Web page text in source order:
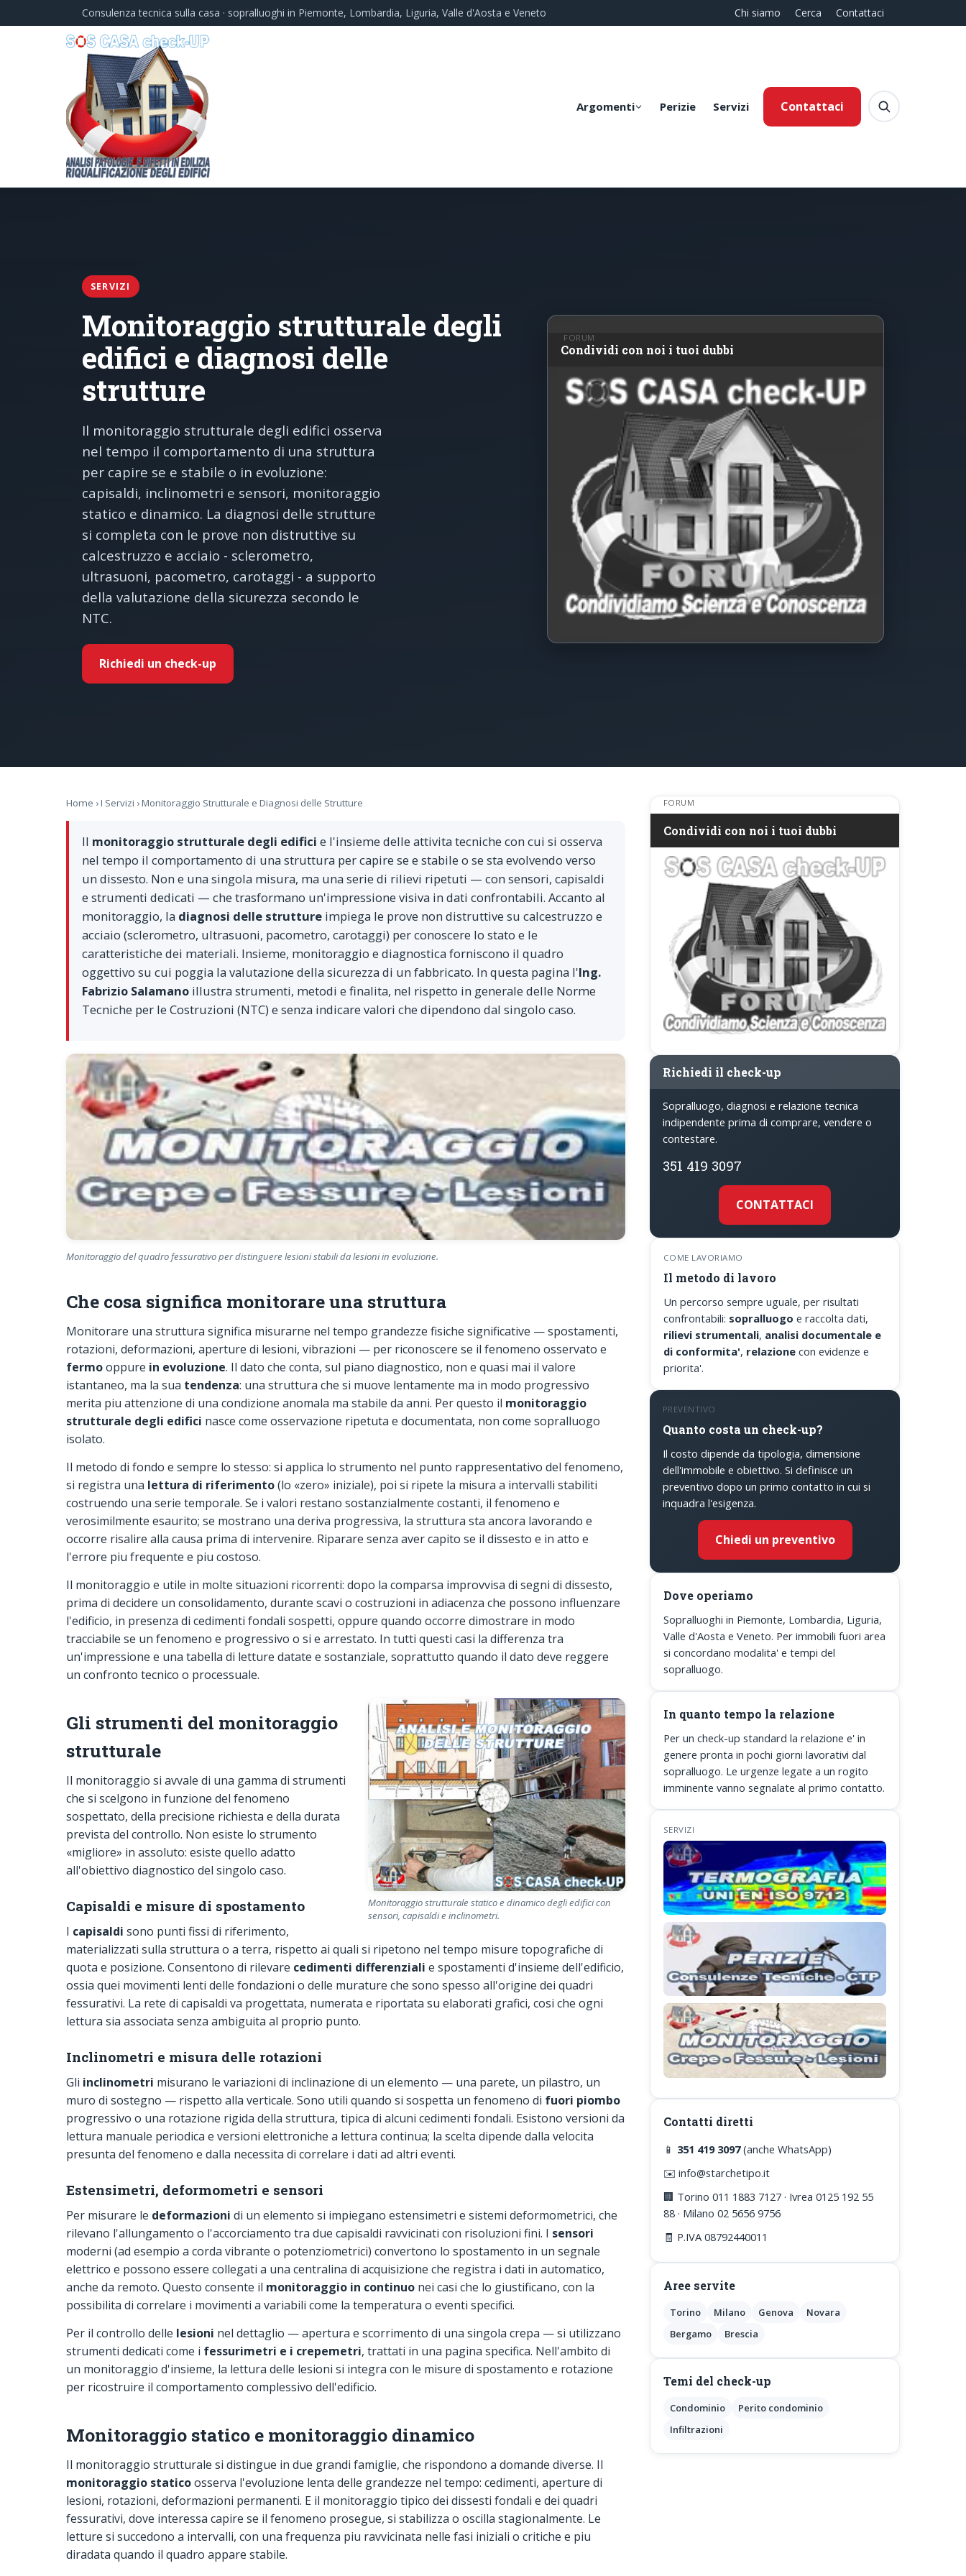
Consulenza tecnica sulla casa · sopralluoghi in Piemonte, Lombardia, Liguria, Valle d'Aosta e Veneto Chi siamo Cerca Contattaci
Argomenti Perizie Servizi Contattaci
SERVIZI
Monitoraggio strutturale degli
edifici e diagnosi delle
strutture
Il monitoraggio strutturale degli edifici osserva
nel tempo il comportamento di una struttura
per capire se e stabile o in evoluzione:
capisaldi, inclinometri e sensori, monitoraggio
statico e dinamico. La diagnosi delle strutture
si completa con le prove non distruttive su
calcestruzzo e acciaio - sclerometro,
ultrasuoni, pacometro, carotaggi - a supporto
della valutazione della sicurezza secondo le
NTC.
Richiedi un check-up
FORUM
Condividi con noi i tuoi dubbi
Home ›I Servizi › Monitoraggio Strutturale e Diagnosi delle Strutture
Il monitoraggio strutturale degli edifici e l'insieme delle attivita tecniche con cui si osserva
nel tempo il comportamento di una struttura per capire se e stabile o se sta evolvendo verso
un dissesto. Non e una singola misura, ma una serie di rilievi ripetuti — con sensori, capisaldi
e strumenti dedicati — che trasformano un'impressione visiva in dati confrontabili. Accanto al
monitoraggio, la diagnosi delle strutture impiega le prove non distruttive su calcestruzzo e
acciaio (sclerometro, ultrasuoni, pacometro, carotaggi) per conoscere lo stato e le
caratteristiche dei materiali. Insieme, monitoraggio e diagnostica forniscono il quadro
oggettivo su cui poggia la valutazione della sicurezza di un fabbricato. In questa pagina l'Ing.
Fabrizio Salamano illustra strumenti, metodi e finalita, nel rispetto in generale delle Norme
Tecniche per le Costruzioni (NTC) e senza indicare valori che dipendono dal singolo caso.
Monitoraggio del quadro fessurativo per distinguere lesioni stabili da lesioni in evoluzione.
Che cosa significa monitorare una struttura
Monitorare una struttura significa misurarne nel tempo grandezze fisiche significative — spostamenti,
rotazioni, deformazioni, aperture di lesioni, vibrazioni — per riconoscere se il fenomeno osservato e
fermooppure in evoluzione. Il dato che conta, sul piano diagnostico, non e quasi mai il valore
istantaneo, ma la sua tendenza: una struttura che si muove lentamente ma in modo progressivo
merita piu attenzione di una condizione anomala ma stabile da anni. Per questo il monitoraggio
strutturale degli edifici nasce come osservazione ripetuta e documentata, non come sopralluogo
isolato.
Il metodo di fondo e sempre lo stesso: si applica lo strumento nel punto rappresentativo del fenomeno,
si registra una lettura di riferimento(lo «zero» iniziale), poi si ripete la misura a intervalli stabiliti
costruendo una serie temporale. Se i valori restano sostanzialmente costanti, il fenomeno e
verosimilmente esaurito; se mostrano una deriva progressiva, la struttura sta ancora lavorando e
occorre risalire alla causa prima di intervenire. Riparare senza aver capito se il dissesto e in atto e
l'errore piu frequente e piu costoso.
Il monitoraggio e utile in molte situazioni ricorrenti: dopo la comparsa improvvisa di segni di dissesto,
prima di decidere un consolidamento, durante scavi o costruzioni in adiacenza che possono influenzare
l'edificio, in presenza di cedimenti fondali sospetti, oppure quando occorre dimostrare in modo
tracciabile se un fenomeno e progressivo o si e arrestato. In tutti questi casi la differenza tra
un'impressione e una tabella di letture datate e sostanziale, soprattutto quando il dato deve reggere
un confronto tecnico o processuale.
Monitoraggio strutturale statico e dinamico degli edifici con
sensori, capisaldi e inclinometri.
Gli strumenti del monitoraggio
strutturale
Il monitoraggio si avvale di una gamma di strumenti
che si scelgono in funzione del fenomeno
sospettato, della precisione richiesta e della durata
prevista del controllo. Non esiste lo strumento
«migliore» in assoluto: esiste quello adatto
all'obiettivo diagnostico del singolo caso.
Capisaldi e misure di spostamento
I capisaldi sono punti fissi di riferimento,
materializzati sulla struttura o a terra, rispetto ai quali si ripetono nel tempo misure topografiche di
quota e posizione. Consentono di rilevare cedimenti differenziali e spostamenti d'insieme dell'edificio,
ossia quei movimenti lenti delle fondazioni o delle murature che sono spesso all'origine dei quadri
fessurativi. La rete di capisaldi va progettata, numerata e riportata su elaborati grafici, cosi che ogni
lettura sia associata senza ambiguita al proprio punto.
Inclinometri e misura delle rotazioni
Gli inclinometri misurano le variazioni di inclinazione di un elemento — una parete, un pilastro, un
muro di sostegno — rispetto alla verticale. Sono utili quando si sospetta un fenomeno di fuori piombo
progressivo o una rotazione rigida della struttura, tipica di alcuni cedimenti fondali. Esistono versioni da
lettura manuale periodica e versioni elettroniche a lettura continua; la scelta dipende dalla velocita
presunta del fenomeno e dalla necessita di correlare i dati ad altri eventi.
Estensimetri, deformometri e sensori
Per misurare le deformazioni di un elemento si impiegano estensimetri e sistemi deformometrici, che
rilevano l'allungamento o l'accorciamento tra due capisaldi ravvicinati con risoluzioni fini. I sensori
moderni (ad esempio a corda vibrante o potenziometrici) convertono lo spostamento in un segnale
elettrico e possono essere collegati a una centralina di acquisizione che registra i dati in automatico,
anche da remoto. Questo consente il monitoraggio in continuo nei casi che lo giustificano, con la
possibilita di correlare i movimenti a variabili come la temperatura o eventi specifici.
Per il controllo delle lesioni nel dettaglio — apertura e scorrimento di una singola crepa — si utilizzano
strumenti dedicati come i fessurimetri e i crepemetri, trattati in una pagina specifica. Nell'ambito di
un monitoraggio d'insieme, la lettura delle lesioni si integra con le misure di spostamento e rotazione
per ricostruire il comportamento complessivo dell'edificio.
Monitoraggio statico e monitoraggio dinamico
Il monitoraggio strutturale si distingue in due grandi famiglie, che rispondono a domande diverse. Il
monitoraggio staticoosserva l'evoluzione lenta delle grandezze nel tempo: cedimenti, aperture di
lesioni, rotazioni, deformazioni permanenti. E il monitoraggio tipico dei dissesti fondali e dei quadri
fessurativi, dove interessa capire se il fenomeno prosegue, si stabilizza o oscilla stagionalmente. Le
letture si succedono a intervalli, con una frequenza piu ravvicinata nelle fasi iniziali o critiche e piu
diradata quando il quadro appare stabile.
FORUM
Condividi con noi i tuoi dubbi
Richiedi il check-up
Sopralluogo, diagnosi e relazione tecnica
indipendente prima di comprare, vendere o
contestare.
351 419 3097
CONTATTACI
COME LAVORIAMO
Il metodo di lavoro
Un percorso sempre uguale, per risultati
confrontabili: sopralluogo e raccolta dati,
rilievi strumentali, analisi documentale e
di conformita', relazione con evidenze e
priorita'.
PREVENTIVO
Quanto costa un check-up?
Il costo dipende da tipologia, dimensione
dell'immobile e obiettivo. Si definisce un
preventivo dopo un primo contatto in cui si
inquadra l'esigenza.
Chiedi un preventivo
Dove operiamo
Sopralluoghi in Piemonte, Lombardia, Liguria,
Valle d'Aosta e Veneto. Per immobili fuori area
si concordano modalita' e tempi del
sopralluogo.
In quanto tempo la relazione
Per un check-up standard la relazione e' in
genere pronta in pochi giorni lavorativi dal
sopralluogo. Le urgenze legate a un rogito
imminente vanno segnalate al primo contatto.
SERVIZI
Contatti diretti
📱 351 419 3097(anche WhatsApp)
✉️ info@starchetipo.it
🏢 Torino 011 1883 7127 · Ivrea 0125 192 55
88 · Milano 02 5656 9756
🧾 P.IVA 08792440011
Aree servite
Torino Milano Genova
Novara
Bergamo
Brescia
Temi del check-up
Condominio
Perito condominio
Infiltrazioni